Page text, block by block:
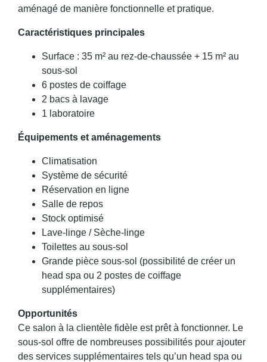
aménagé de manière fonctionnelle et pratique.
Caractéristiques principales
Surface : 35 m² au rez-de-chaussée + 15 m² au
sous-sol
6 postes de coiffage
2 bacs à lavage
1 laboratoire
Équipements et aménagements
Climatisation
Système de sécurité
Réservation en ligne
Salle de repos
Stock optimisé
Lave-linge / Sèche-linge
Toilettes au sous-sol
Grande pièce sous-sol (possibilité de créer un
head spa ou 2 postes de coiffage
supplémentaires)
Opportunités
Ce salon à la clientèle fidèle est prêt à fonctionner. Le
sous-sol offre de nombreuses possibilités pour ajouter
des services supplémentaires tels qu’un head spa ou